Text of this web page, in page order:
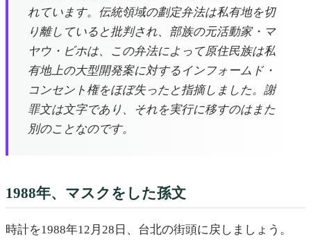
れています。伝統領域の劃定弁法は私有地を切
り離していると批判され、部族の元活動家・マ
ヤウ・ビホは、この弁法によって原住民族は私
有地上の大型開発案に対するインフォームド・
コンセント権をほぼ失ったと指摘しました。謝
罪文は文字であり、それを実行に移すのはまた
別のことなのです。
1988年、マスクをした孫文
時計を1988年12月28日、台北の街頭に戻しましょう。